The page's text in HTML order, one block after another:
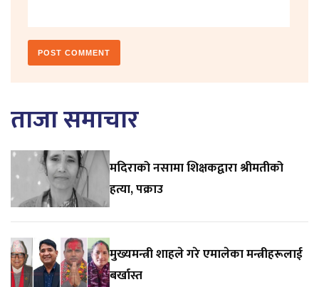
ताजा समाचार
मदिराको नसामा शिक्षकद्वारा श्रीमतीको
हत्या, पक्राउ
मुख्यमन्त्री शाहले गरे एमालेका मन्त्रीहरूलाई
बर्खास्त